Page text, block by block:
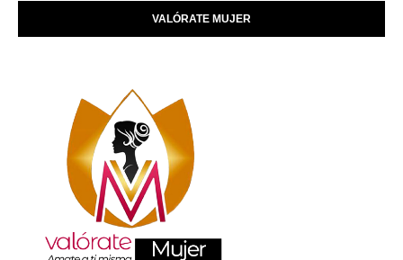
VALÓRATE MUJER